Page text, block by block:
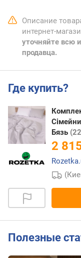
Описание
интернет-
уточняйте всю
продавца.
Где купить?
Бязь
2
Полезные